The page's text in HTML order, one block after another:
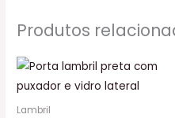
Produtos
Lambril